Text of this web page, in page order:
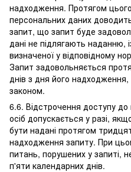
надходження. Протягом
персональних даних
запит, що запит буде
дані не підлягають наданню,
визначеної у відповідному
Запит задовольняється
днів з дня його
законом.
6.6. Відстрочення доступу
осіб допускається у разі,
бути надані протягом
надходження запиту. При
питань, порушених у запиті,
п'яти календарних днів.